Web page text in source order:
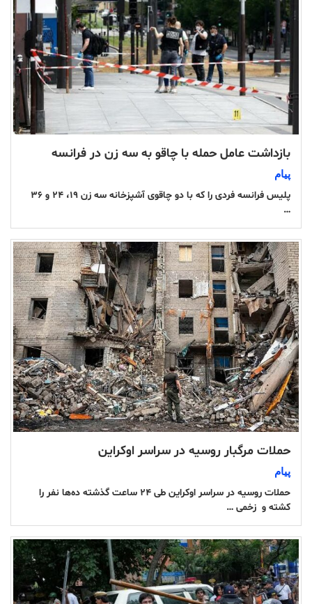
بازداشت عامل حمله با چاقو به سه زن در فرانسه
پیام
پلیس فرانسه فردی را که با دو چاقوی آشپزخانه سه زن ۱۹، ۲۴ و ۳۶
…
حملات مرگبار روسیه در سراسر اوکراین
پیام
حملات روسیه در سراسر اوکراین طی ۲۴ ساعت گذشته ده‌ها نفر را
کشته و زخمی …